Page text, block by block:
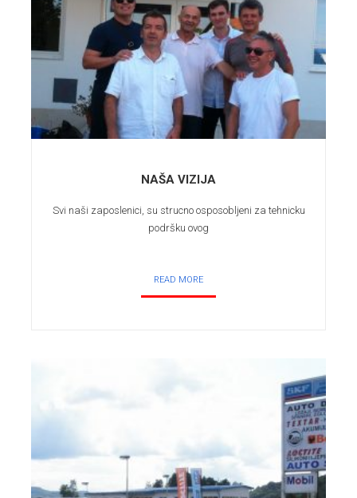
NAŠA VIZIJA
Svi naši zaposlenici, su strucno osposobljeni za tehnicku
podršku ovog
READ MORE